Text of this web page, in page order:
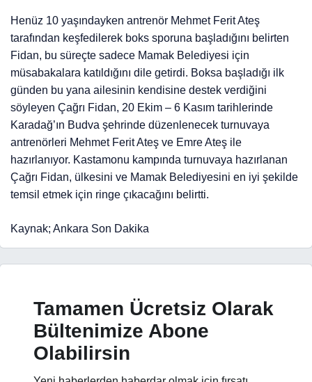
Henüz 10 yaşındayken antrenör Mehmet Ferit Ateş
tarafından keşfedilerek boks sporuna başladığını belirten
Fidan, bu süreçte sadece Mamak Belediyesi için
müsabakalara katıldığını dile getirdi. Boksa başladığı ilk
günden bu yana ailesinin kendisine destek verdiğini
söyleyen Çağrı Fidan, 20 Ekim – 6 Kasım tarihlerinde
Karadağ’ın Budva şehrinde düzenlenecek turnuvaya
antrenörleri Mehmet Ferit Ateş ve Emre Ateş ile
hazırlanıyor. Kastamonu kampında turnuvaya hazırlanan
Çağrı Fidan, ülkesini ve Mamak Belediyesini en iyi şekilde
temsil etmek için ringe çıkacağını belirtti.
Kaynak; Ankara Son Dakika
Tamamen Ücretsiz Olarak
Bültenimize Abone
Olabilirsin